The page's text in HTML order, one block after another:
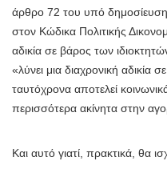
άρθρο 72 του υπό δημοσίευση
στον Κώδικα Πολιτικής
αδικία σε βάρος των
«λύνει μια διαχρονική αδικία
ταυτόχρονα αποτελεί
περισσότερα ακίνητα στην
Και αυτό γιατί, πρακτικά, θα